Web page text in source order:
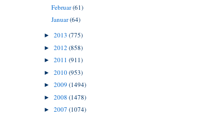
Februar(61)
Januar(64)
► 2013 (775)
► 2012 (858)
► 2011 (911)
► 2010(953)
► 2009 (1494)
► 2008 (1478)
► 2007 (1074)